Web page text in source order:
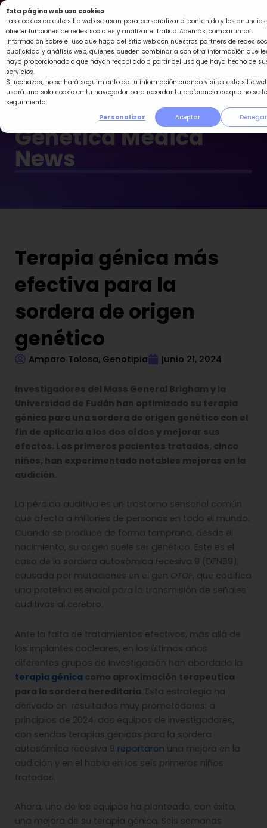
Esta página web usa cookies
Las cookies de este sitio web se usan para personalizar el contenido y los anuncios,
ofrecer funciones de redes sociales y analizar el tráfico. Además, compartimos
información sobre el uso que haga del sitio web con nuestros partners de redes
publicidad y análisis web, quienes pueden combinarla con otra información que
haya proporcionado o que hayan recopilado a partir del uso que haya hecho de
servicios.
Si rechazas, no se hará seguimiento de tu información cuando visites este sitio
usará una sola cookie en tu navegador para recordar tu preferencia de que no se
seguimiento.
Personalizar
Aceptar Denegar
Ir
al
contenido
Genética Médica
News
Terapia génica más
efectiva para la
sordera de origen
genético
Amparo Tolosa, Genotipia junio 21, 2024
Investigadores del Mass General Brigham y la
Universidad de Fudán han optimizado su terapia
génica para una sordera de origen genético con el
fin de aplicarla a los dos oídos y mejorar sus
efectos. Los primeros pacientes tratados, cinco
niños, han experimentado notables mejoras en la
audición.
La pérdida auditiva es un trastorno sensorial común
que afecta a millones de personas en todo el mundo.
Cuando se produce de forma temprana, desde el
nacimiento, su origen suele ser genético. Este es el
caso de la sordera autosómica recesiva 9 (DFNB9),
causada por mutaciones en el gen OTOF, que codifica
una proteína esencial para la transmisión de señales
auditivas al cerebro.
Ante la falta de tratamientos efectivos, más allá de
los implantes cocleares, en los últimos años
diferentes grupos de investigación han abordado la
terapia génica como aproximación terapeutica
para la sordera hereditaria. Esta estrategia ha
derivado en resultados muy prometedores: a
principios de 2024, dos equipos de investigadores,
con sendas terapias génicas para la sordera
autosómica recesiva 9 reportaron una mejora en la
audición y en el habla en los seis primeros niños
tratados.
Ahora, uno de los equipos ha planteado, con éxito,
una mejora de su terapia génica. Seis semanas